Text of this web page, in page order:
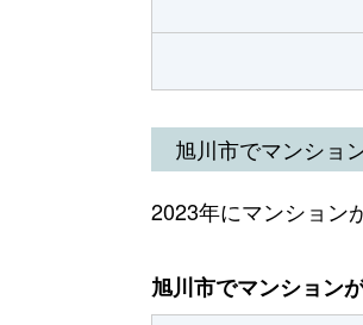
旭川市でマンショ
2023年にマンション
旭川市でマンション